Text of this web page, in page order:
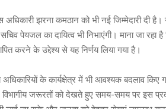
झरना कमठान को भी नई जिम्मेदारी दी है।
पेयजल का दायित्व भी निभाएंगी। माना जा रहा
करने के उद्देश्य से यह निर्णय लिया गया है।
के कार्यक्षेत्र में भी आवश्यक बदलाव
जरूरतों को देखते हुए समय-समय पर इस